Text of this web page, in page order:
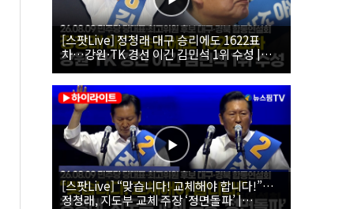
[스팟Live] 정청래 대구 승리에도 1622표
차…강원·TK 경선 이긴 김민석 1위 수성 |
26.08.09 더불어민주당 당대표·최고위원 후
보 대구·경북 합동연설회
[스팟Live] “맞습니다! 교체해야 합니다!”…
정청래, 지도부 교체 주장 ‘정면돌파’ |